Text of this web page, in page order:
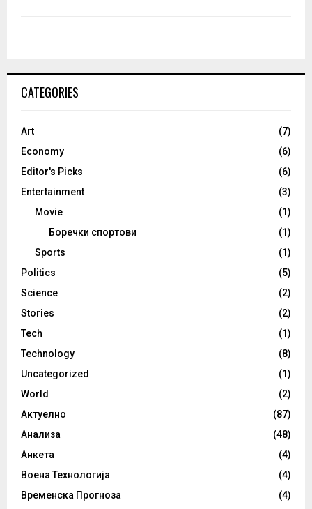
CATEGORIES
Art
(7)
Economy
(6)
Editor's Picks
(6)
Entertainment
(3)
Movie
(1)
Боречки спортови
(1)
Sports
(1)
Politics
(5)
Science
(2)
Stories
(2)
Tech
(1)
Technology
(8)
Uncategorized
(1)
World
(2)
Актуелно
(87)
Анализа
(48)
Анкета
(4)
Воена Технологија
(4)
Временска Прогноза
(4)